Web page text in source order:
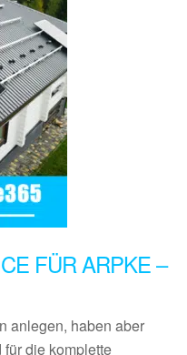
FÜR ARPKE –
anlegen, haben aber
die komplette